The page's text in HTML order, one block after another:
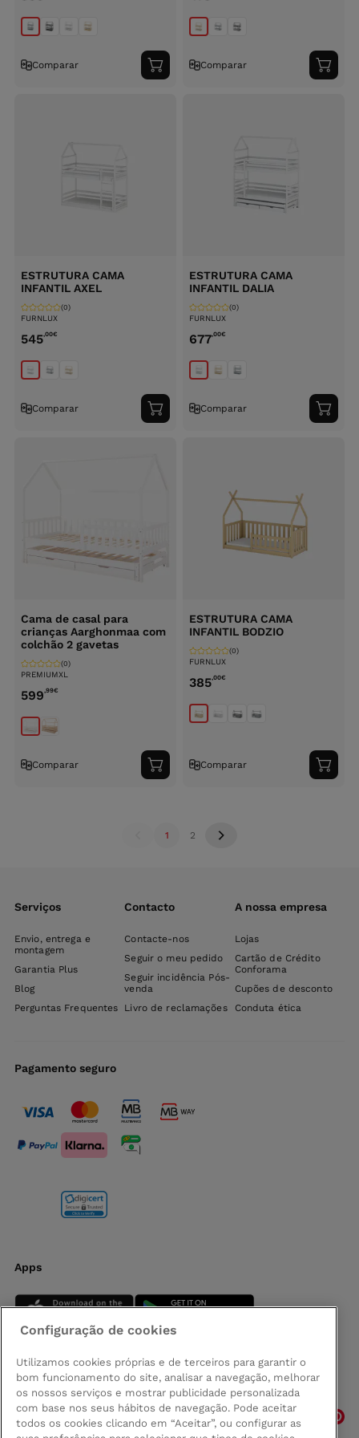
Comparar
Adicionar
ao
Comparar
ao
ESTRUTURA CAMA
INFANTIL AXEL
FURNLUX
(0)
545,00€
Comparar
Adicionar
ao
ESTRUTURA CAMA
INFANTIL DALIA
FURNLUX
(0)
677,00€
Comparar
ao
Cama de casal para
crianças Aarghonmaa com
colchão 2 gavetas
PREMIUMXL
(0)
599,99€
Comparar
Adicionar
ao
ESTRUTURA CAMA
INFANTIL BODZIO
FURNLUX
(0)
385,00€
Comparar
ao
1 2
Serviços
Envio, entrega e
montagem
Garantia Plus
Blog
Perguntas Frequentes
Contacto
Contacte-nos
Seguir o meu pedido
Seguir incidência Pós-
venda
Livro de reclamações
A nossa empresa
Lojas
Cartão de Crédito
Conforama
Cupões de desconto
Conduta ética
Pagamento seguro
Apps
Siga-nos
Configuração de cookies
Utilizamos cookies próprias e de terceiros para garantir o
bom funcionamento do site, analisar a navegação, melhorar
os nossos serviços e mostrar publicidade personalizada
com base nos seus hábitos de navegação. Pode aceitar
todos os cookies clicando em “Aceitar”, ou configurar as